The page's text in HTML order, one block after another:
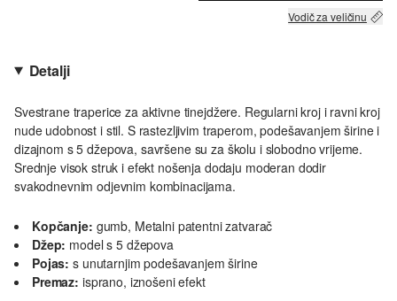
Vodič za veličinu
Detalji
Svestrane traperice za aktivne tinejdžere. Regularni kroj i ravni kroj
nude udobnost i stil. S rastezljivim traperom, podešavanjem širine i
dizajnom s 5 džepova, savršene su za školu i slobodno vrijeme.
Srednje visok struk i efekt nošenja dodaju moderan dodir
svakodnevnim odjevnim kombinacijama.
Kopčanje: gumb, Metalni patentni zatvarač
Džep: model s 5 džepova
Pojas: s unutarnjim podešavanjem širine
Premaz: isprano, iznošeni efekt